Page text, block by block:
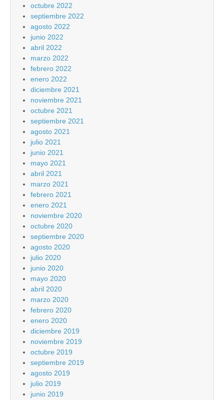
octubre 2022
septiembre 2022
agosto 2022
junio 2022
abril 2022
marzo 2022
febrero 2022
enero 2022
diciembre 2021
noviembre 2021
octubre 2021
septiembre 2021
agosto 2021
julio 2021
junio 2021
mayo 2021
abril 2021
marzo 2021
febrero 2021
enero 2021
noviembre 2020
octubre 2020
septiembre 2020
agosto 2020
julio 2020
junio 2020
mayo 2020
abril 2020
marzo 2020
febrero 2020
enero 2020
diciembre 2019
noviembre 2019
octubre 2019
septiembre 2019
agosto 2019
julio 2019
junio 2019